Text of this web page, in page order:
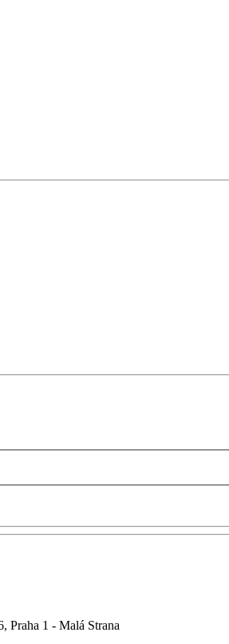
Praha 1 - Malá Strana